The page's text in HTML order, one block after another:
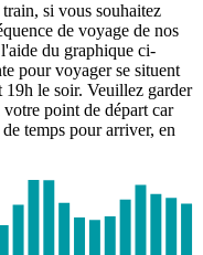
si vous souhaitez
de voyage de nos
du graphique ci-
pour voyager se situent
19h le soir. Veuillez garder
point de départ car
temps pour arriver, en